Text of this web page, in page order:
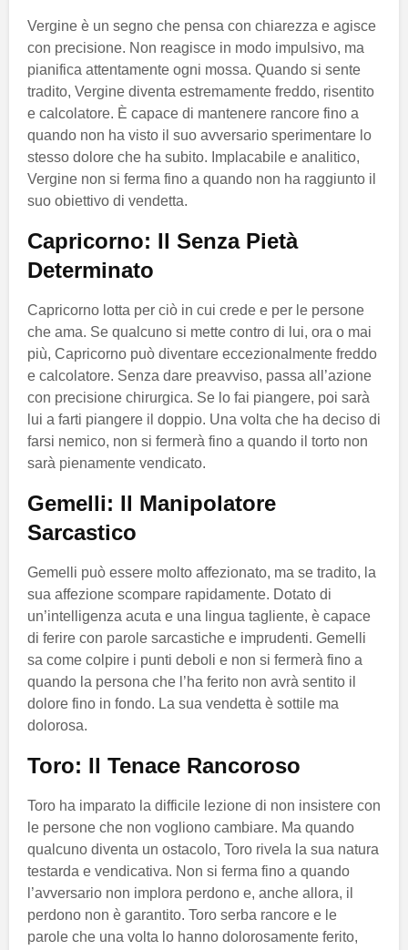
Vergine è un segno che pensa con chiarezza e agisce
con precisione. Non reagisce in modo impulsivo, ma
pianifica attentamente ogni mossa. Quando si sente
tradito, Vergine diventa estremamente freddo, risentito
e calcolatore. È capace di mantenere rancore fino a
quando non ha visto il suo avversario sperimentare lo
stesso dolore che ha subito. Implacabile e analitico,
Vergine non si ferma fino a quando non ha raggiunto il
suo obiettivo di vendetta.
Capricorno: Il Senza Pietà
Determinato
Capricorno lotta per ciò in cui crede e per le persone
che ama. Se qualcuno si mette contro di lui, ora o mai
più, Capricorno può diventare eccezionalmente freddo
e calcolatore. Senza dare preavviso, passa all’azione
con precisione chirurgica. Se lo fai piangere, poi sarà
lui a farti piangere il doppio. Una volta che ha deciso di
farsi nemico, non si fermerà fino a quando il torto non
sarà pienamente vendicato.
Gemelli: Il Manipolatore
Sarcastico
Gemelli può essere molto affezionato, ma se tradito, la
sua affezione scompare rapidamente. Dotato di
un’intelligenza acuta e una lingua tagliente, è capace
di ferire con parole sarcastiche e imprudenti. Gemelli
sa come colpire i punti deboli e non si fermerà fino a
quando la persona che l’ha ferito non avrà sentito il
dolore fino in fondo. La sua vendetta è sottile ma
dolorosa.
Toro: Il Tenace Rancoroso
Toro ha imparato la difficile lezione di non insistere con
le persone che non vogliono cambiare. Ma quando
qualcuno diventa un ostacolo, Toro rivela la sua natura
testarda e vendicativa. Non si ferma fino a quando
l’avversario non implora perdono e, anche allora, il
perdono non è garantito. Toro serba rancore e le
parole che una volta lo hanno dolorosamente ferito,